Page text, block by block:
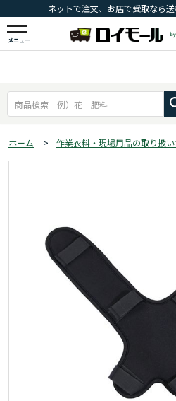
ネットで注文、お店で受取なら
メニュー
ホーム > 作業衣料・現場用品の取り扱